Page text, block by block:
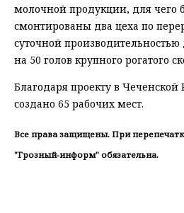
молочной продукции, для чего
смонтированы два цеха по
суточной
на 50 голов крупного рогатого
Благодаря проекту в Чеченской
создано 65 рабочих мест.
Все права защищены. При
"Грозный-информ" обязательна.